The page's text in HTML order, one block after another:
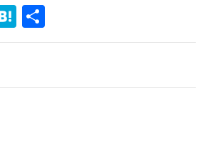
H
at
a
有